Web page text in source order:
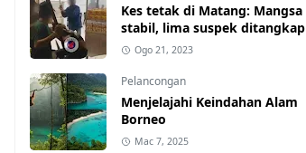
Kes tetak di Matang: Mangsa
stabil, lima suspek ditangkap
Ogo 21, 2023
Pelancongan
Menjelajahi Keindahan Alam
Borneo
Mac 7, 2025